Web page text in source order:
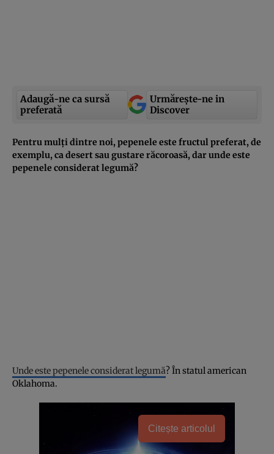
Adaugă-ne ca sursă
preferată
Urmărește-ne in
Discover
Pentru mulți dintre noi, pepenele este fructul preferat, de
exemplu, ca desert sau gustare răcoroasă, dar unde este
pepenele considerat legumă?
Unde este pepenele considerat legumă? În statul american
Oklahoma.
Citește articolul